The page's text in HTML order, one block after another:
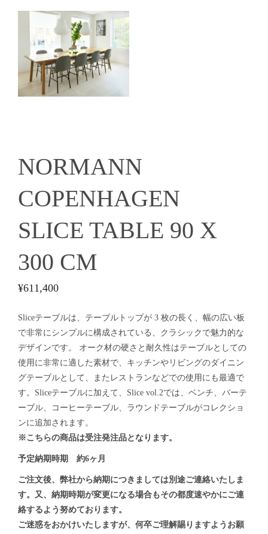
NORMANN
COPENHAGEN
SLICE TABLE 90 X
300 CM
¥611,400
Sliceテーブルは、テーブルトップが 3 枚の長く、幅の広い板
で非常にシンプルに構成されている、クラシックで魅力的な
デザインです。 オーク材の硬さと耐久性はテーブルとしての
使用に非常に適した素材で、キッチンやリビングのダイニン
グテーブルとして、またレストランなどでの使用にも最適で
す。Sliceテーブルに加えて、Slice vol.2では、ベンチ、バーテ
ーブル、コーヒーテーブル、ラウンドテーブルがコレクショ
ンに追加されます。
※こちらの商品は受注発注品となります。
予定納期時期 約6ヶ月
ご注文後、弊社から納期につきましては別途ご連絡いたしま
す。又、納期時期が変更になる場合もその都度速やかにご連
絡するよう努めております。
ご迷惑をおかけいたしますが、何卒ご理解賜りますようお願